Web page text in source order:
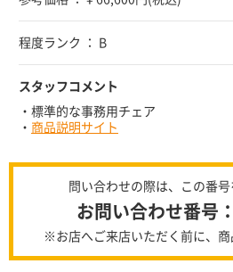
程度ランク ： B
スタッフコメント
・標準的な事務用チェア
・ 商品説明サイト
問い合わせの際は、この番
お問い合わせ番号
※お店へご来店いただく前に、商